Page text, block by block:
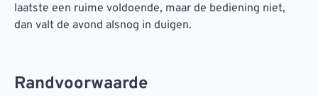
laatste een ruime voldoende, maar de bediening niet,
dan valt de avond alsnog in duigen.
Randvoorwaarde